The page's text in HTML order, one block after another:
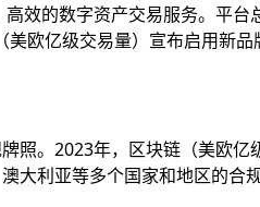
效的数字资产交易服务。平
欧亿级交易量）宣布启用新
照。2023年，区块链（美欧
利亚等多个国家和地区的